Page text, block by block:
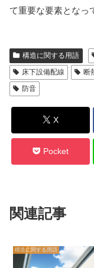
て重要な要素となっ
構造に関する用語
床下設備配線
断
防音
X
Pocket
関連記事
構造に関する用語